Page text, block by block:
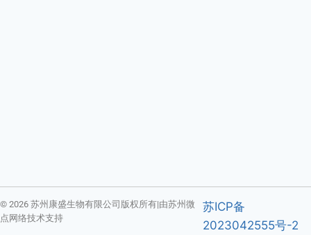
© 2026 苏州康盛生物有限公司版权所有|由苏州微
点网络技术支持
苏ICP备
2023042555号-2